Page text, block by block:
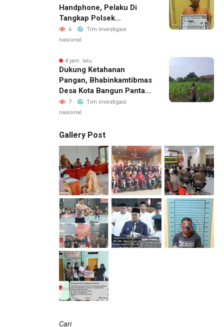
Handphone, Pelaku Di
Tangkap Polsek
Perhentian Raja
6
Tim investigasi
nasional
4 jam lalu
Dukung Ketahanan
Pangan, Bhabinkamtibmas
Desa Kota Bangun Pantau
Perkembangan Tanaman
Jagung Milik Desa
7
Tim investigasi
nasional
Gallery Post
Cari